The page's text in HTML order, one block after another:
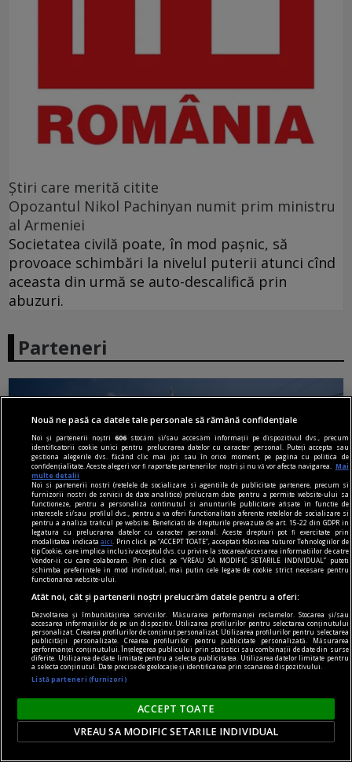
Ştiri care merită citite
Opozantul Nikol Pachinyan numit prim ministru
al Armeniei
Societatea civilă poate, în mod paşnic, să
provoace schimbări la nivelul puterii atunci cînd
aceasta din urmă se auto-descalifică prin
abuzuri.
Parteneri
Rusia anunță că nu își recheamă ambasadorul din
România, dar promite un răspuns după
expulzarea unui diplomat rus
Rusia a anunțat că nu își va rechema
ambasadorul din România pentru consultări,
însă expulzarea unui diplomat rus de către
autoritățile de la București va primi „un răspuns
adecvat”.
Nouă ne pasă ca datele tale personale să rămână confidențiale
Noi și partenerii noștri606 stocăm și/sau accesăm informații pe dispozitivul dvs., precum
identificatorii cookie unici pentru prelucrarea datelor cu caracter personal. Puteți accepta sau
gestiona alegerile dvs. făcând clic mai jos sau în orice moment, pe pagina cu politica de
confidențialitate. Aceste alegeri vor fi raportate partenerilor noștri și nu vă vor afecta navigarea.
Mai
multe detalii
Noi si partenerii nostri (retelele de socializare si agentiile de publicitate partenere, precum si
furnizorii nostri de servicii de date analitice) prelucram date pentru a permite website-ului sa
functioneze, pentru a personaliza continutul si anunturile publicitare afisate in functie de
interesele si/sau profilul dvs., pentru a va oferi functionalitati aferente retelelor de socializare si
pentru a analiza traficul pe website. Beneficiati de drepturile prevazute de art. 15-22 din GDPR in
legatura cu prelucrarea datelor cu caracter personal. Aceste drepturi pot fi exercitate prin
modalitatea indicataaici
. Prin click pe “ACCEPT TOATE”, acceptati folosirea tuturor Tehnologiilor de
tip Cookie, care implica inclusiv acceptul dvs. cu privire la stocarea/accesarea informatiilor de catre
Vendor-ii cu care colaboram. Prin click pe “VREAU SA MODIFIC SETARILE INDIVIDUAL” puteti
schimba preferintele in mod individual, mai putin cele legate de cookie strict necesare pentru
functionarea website-ului.
Atât noi, cât și partenerii noștri prelucrăm datele pentru a oferi:
Dezvoltarea și îmbunătățirea serviciilor. Măsurarea performanței reclamelor. Stocarea și/sau
accesarea informațiilor de pe un dispozitiv. Utilizarea profilurilor pentru selectarea conținutului
personalizat. Crearea profilurilor de conținut personalizat. Utilizarea profilurilor pentru selectarea
publicității personalizate. Crearea profilurilor pentru publicitate personalizată. Măsurarea
performanței conținutului. Înțelegerea publicului prin statistici sau combinații de date din surse
diferite. Utilizarea de date limitate pentru a selecta publicitatea. Utilizarea datelor limitate pentru
a selecta conținutul. Date precise de geolocație și identificarea prin scanarea dispozitivului.
Listă parteneri (furnizori)
ACCEPT TOATE
VREAU SA MODIFIC SETARILE INDIVIDUAL